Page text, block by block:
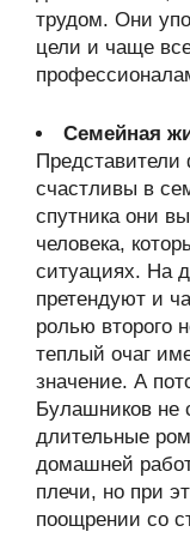
трудом. Они
цели и чаще
Семейная
счастливы в
спутника они
человека,
ситуациях. На
претендуют и
ролью второго
теплый очаг
значение. А
Булашников не
длительные
домашней
плечи, но при
поощрении со